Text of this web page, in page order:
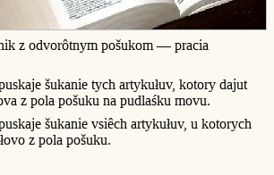
z odvorôtnym pošukom — pracia
šukanie tych artykułuv, kotory dajut
z pola pošuku na pudlaśku movu.
šukanie vsiêch artykułuv, u kotorych
z pola pošuku.